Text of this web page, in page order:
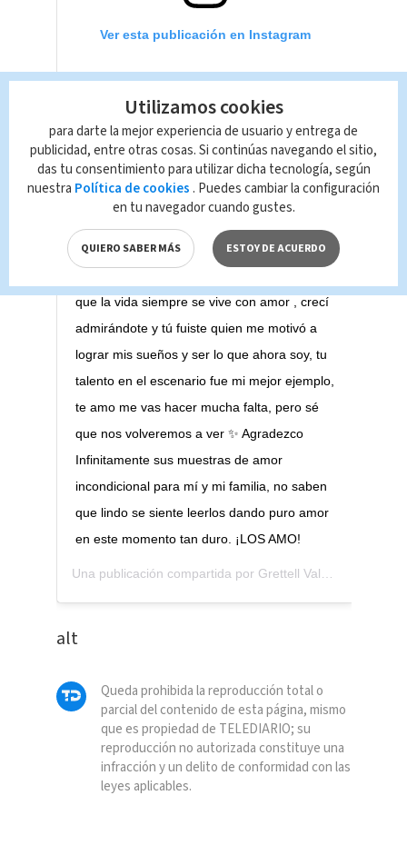
Ver esta publicación en Instagram
Fuiste un gran guerrero luchando hasta el
último momento. Para mí es muy complicado
extensión de la palabra, nunca dejaste de
que la vida siempre se vive con amor , crecí
admirándote y tú fuiste quien me motivó a
lograr mis sueños y ser lo que ahora soy, tu
talento en el escenario fue mi mejor ejemplo,
te amo me vas hacer mucha falta, pero sé
que nos volveremos a ver ✨ Agradezco
Infinitamente sus muestras de amor
incondicional para mí y mi familia, no saben
que lindo se siente leerlos dando puro amor
en este momento tan duro. ¡LOS AMO!
Una publicación compartida por Grettell Valdez
alt
Queda prohibida la reproducción total o
parcial del contenido de esta página, mismo
que es propiedad de TELEDIARIO; su
reproducción no autorizada constituye una
infracción y un delito de conformidad con las
leyes aplicables.
Utilizamos cookies
para darte la mejor experiencia de usuario y entrega de
publicidad, entre otras cosas. Si continúas navegando el sitio,
das tu consentimiento para utilizar dicha tecnología, según
nuestra Política de cookies . Puedes cambiar la configuración
en tu navegador cuando gustes.
QUIERO SABER MÁS ESTOY DE ACUERDO